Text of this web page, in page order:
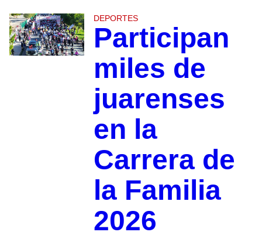
DEPORTES
Participan
miles de
juarenses
en la
Carrera de
la Familia
2026